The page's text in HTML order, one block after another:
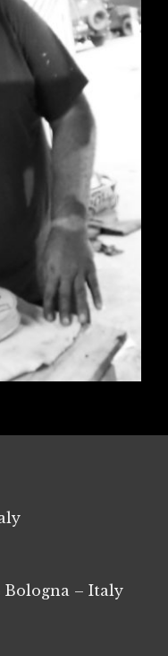
Bologna – Italy